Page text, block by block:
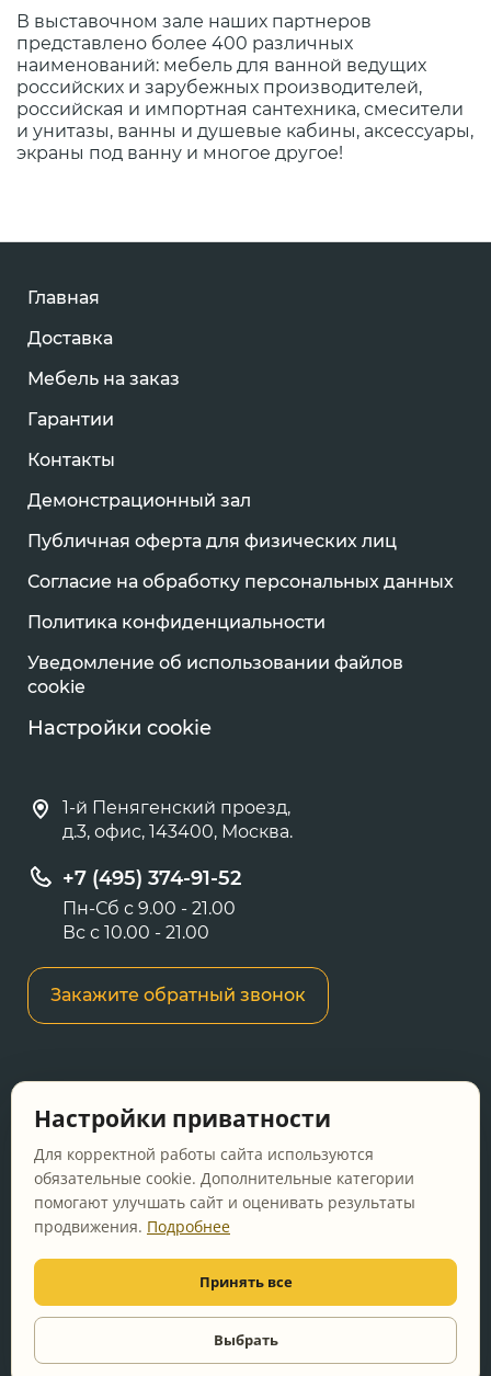
В выставочном зале наших партнеров
представлено более 400 различных
наименований: мебель для ванной ведущих
российских и зарубежных производителей,
российская и импортная сантехника, смесители
и унитазы, ванны и душевые кабины, аксессуары,
экраны под ванну и многое другое!
консультация
Главная
Доставка
Мебель на заказ
Гарантии
Контакты
Демонстрационный зал
Публичная оферта для физических лиц
Согласие на обработку персональных данных
Политика конфиденциальности
Уведомление об использовании файлов
cookie
Настройки cookie
1-й Пенягенский проезд,
д.3, офис, 143400, Москва.
+7 (495) 374-91-52
Пн-Сб с 9.00 - 21.00
Вс с 10.00 - 21.00
Закажите обратный звонок
сайте носит информационный характер и не
является публичной офертой, определяемой
положениями Статьи 437 ГК РФ.
Перед оформлением заказа уточняйте
актуальную цену у менеджера по телефону.
© 2011-2026 Vanna-ya.ru - мебель для ванной
Все права защищены
Настройки приватности
Для корректной работы сайта используются
обязательные cookie. Дополнительные категории
помогают улучшать сайт и оценивать результаты
продвижения. Подробнее
Принять все
Выбрать